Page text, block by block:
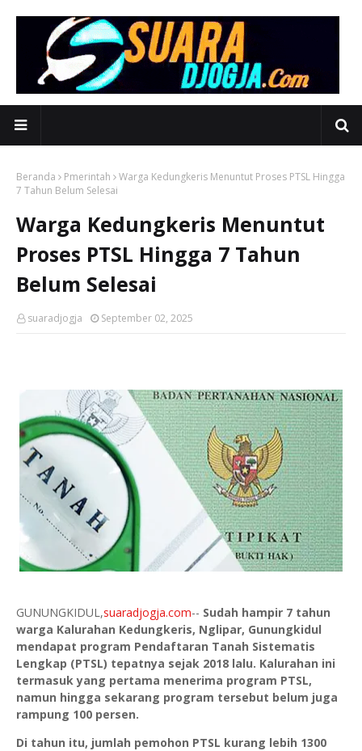
Beranda Pmerintah
Warga Kedungkeris Menuntut Proses PTSL Hingga
7 Tahun Belum Selesai
Warga Kedungkeris Menuntut
Proses PTSL Hingga 7 Tahun
Belum Selesai
suaradjogja September 02, 2025
GUNUNGKIDUL,suaradjogja.com-- Sudah hampir 7 tahun
warga Kalurahan Kedungkeris, Nglipar, Gunungkidul
mendapat program Pendaftaran Tanah Sistematis
Lengkap (PTSL) tepatnya sejak 2018 lalu. Kalurahan ini
termasuk yang pertama menerima program PTSL,
namun hingga sekarang program tersebut belum juga
rampung 100 persen.
Di tahun itu, jumlah pemohon PTSL kurang lebih 1300